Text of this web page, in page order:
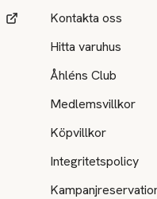
Kontakta oss
Hitta varuhus
Åhléns Club
Medlemsvillkor
Köpvillkor
Integritetspolicy